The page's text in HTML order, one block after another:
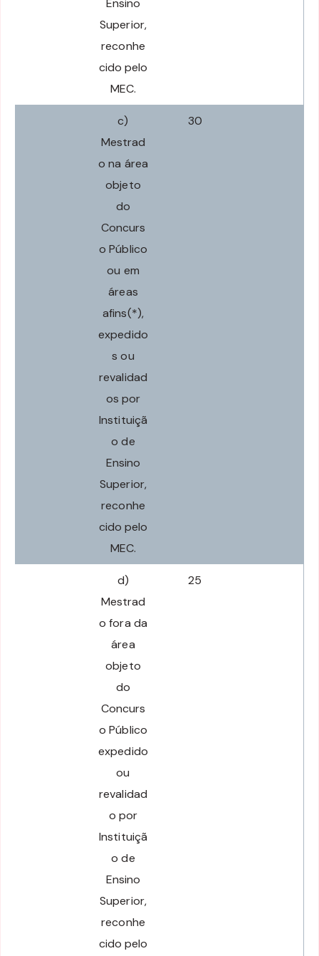
Superior,
reconhe
cido pelo
MEC.
c)
Mestrad
o na área
objeto
do
Concurs
o Público
ou em
áreas
afins(*),
expedido
s ou
revalidad
os por
Instituiçã
o de
Ensino
Superior,
reconhe
cido pelo
MEC.
30
d)
Mestrad
o fora da
área
objeto
do
Concurs
o Público
expedido
ou
revalidad
o por
Instituiçã
o de
Ensino
Superior,
reconhe
cido pelo
25